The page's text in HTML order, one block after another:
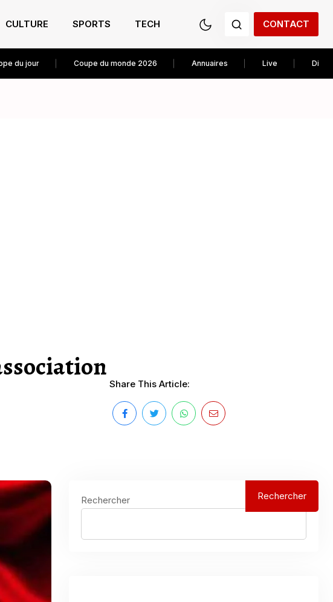
CULTURE SPORTS TECH CONTACT
du jour Coupe du monde 2026 Annuaires Live
Share This Article:
Rechercher Rechercher